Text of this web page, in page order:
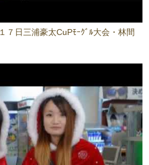
７日三浦豪太CuPﾓｰｸﾞﾙ大会・林間